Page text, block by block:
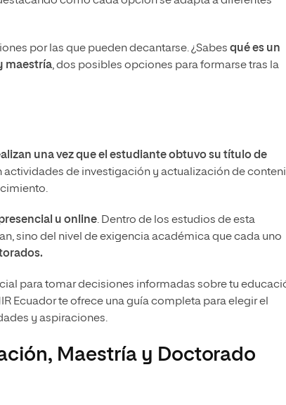
por las que pueden decantarse. ¿Sabes qué es un
maestría, dos posibles opciones para formarse tras la
una vez que el estudiante obtuvo su título de
actividades de investigación y actualización de
u online. Dentro de los estudios de esta
sino del nivel de exigencia académica que cada uno
para tomar decisiones informadas sobre tu
Ecuador te ofrece una guía completa para elegir el
y aspiraciones.
Maestría y Doctorado